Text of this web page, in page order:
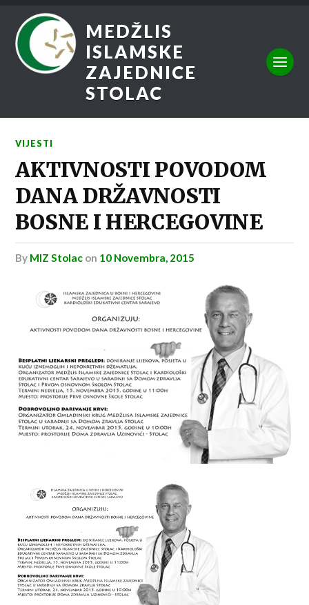
MEDŽLIS
ISLAMSKE
ZAJEDNICE
STOLAC
VIJESTI
AKTIVNOSTI POVODOM
DANA DRŽAVNOSTI
BOSNE I HERCEGOVINE
by MIZ Stolac on 10 Novembra, 2015